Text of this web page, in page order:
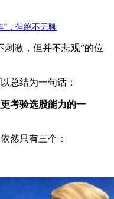
”，但绝不无聊
刺激，但并不悲观”的位
总结为一句话：
考验选股能力的一
然只有三个：